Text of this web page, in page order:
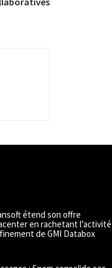
étend son offre
en rachetant l’activité
de GMI Databox